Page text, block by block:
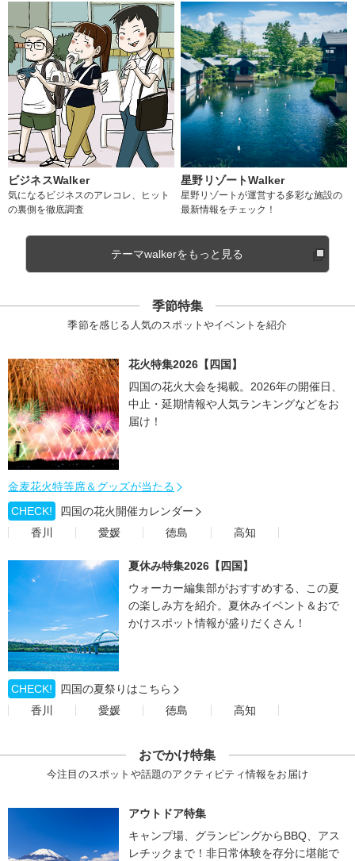
ビジネスWalker
気になるビジネスのアレコレ、ヒット
の裏側を徹底調査
星野リゾートWalker
星野リゾートが運営する多彩な施設の
最新情報をチェック！
テーマwalkerをもっと見る
季節特集
季節を感じる人気のスポットやイベントを紹介
花火特集2026【四国】
四国の花火大会を掲載。2026年の開催日、
中止・延期情報や人気ランキングなどをお
届け！
金麦花火特等席＆グッズが当たる
CHECK!
四国の花火開催カレンダー
香川
愛媛 徳島 高知
夏休み特集2026【四国】
ウォーカー編集部がおすすめする、この夏
の楽しみ方を紹介。夏休みイベント＆おで
かけスポット情報が盛りだくさん！
CHECK!
四国の夏祭りはこちら
香川
愛媛 徳島 高知
おでかけ特集
今注目のスポットや話題のアクティビティ情報をお届け
アウトドア特集
キャンプ場、グランピングからBBQ、アス
レチックまで！非日常体験を存分に堪能で